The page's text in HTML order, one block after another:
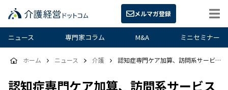
メルマガ登録
ニュース 専門家コラム M&A ミニセミナー
認知症専門ケア加算、訪問系サービス
ホーム ニュース 介護 認知症専門ケア加算、訪問系サービスも対象となる見通し 資格要件・研修環境も拡大へ